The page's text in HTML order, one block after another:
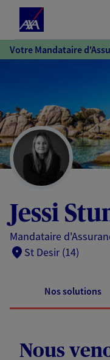
Votre Mandataire
Jessi
Mandataire
St Desir (14)
Nos solutions
Nous